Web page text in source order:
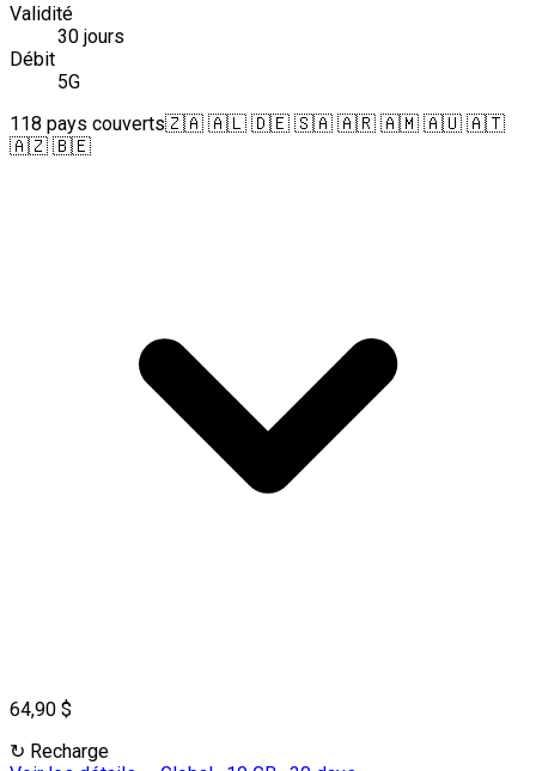
Validité
30 jours
Débit
5G
118 pays couverts🇿🇦 🇦🇱 🇩🇪 🇸🇦 🇦🇷 🇦🇲 🇦🇺 🇦🇹
🇦🇿 🇧🇪
64,90 $
↻ Recharge